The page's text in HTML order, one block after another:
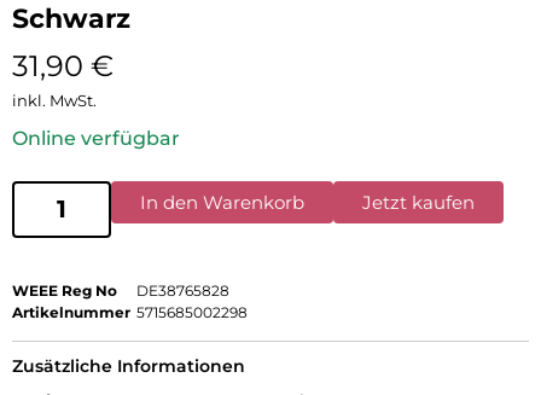
Schwarz
31,90 €
inkl. MwSt.
Online verfügbar
In den Warenkorb Jetzt kaufen
WEEE Reg No
DE38765828
Artikelnummer 5715685002298
Zusätzliche Informationen